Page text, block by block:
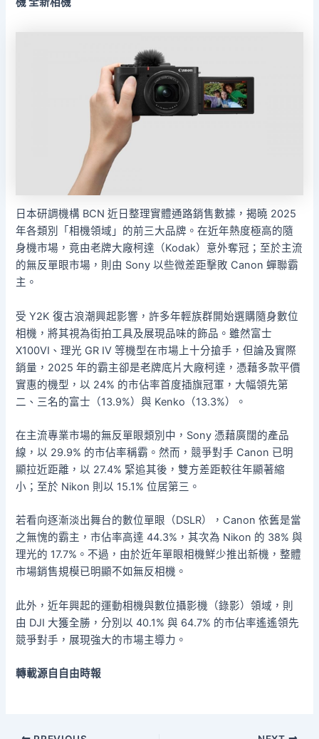
日本研調機構 BCN 近日整理實體通路銷售數據，揭曉 2025
年各類別「相機領域」的前三大品牌。在近年熱度極高的隨
身機市場，竟由老牌大廠柯達（Kodak）意外奪冠；至於主流
的無反單眼市場，則由 Sony 以些微差距擊敗 Canon 蟬聯霸
主。
受 Y2K 復古浪潮興起影響，許多年輕族群開始選購隨身數位
相機，將其視為街拍工具及展現品味的飾品。雖然富士
X100VI、理光 GR IV 等機型在市場上十分搶手，但論及實際
銷量，2025 年的霸主卻是老牌底片大廠柯達，憑藉多款平價
實惠的機型，以 24% 的市佔率首度插旗冠軍，大幅領先第
二、三名的富士（13.9%）與 Kenko（13.3%）。
在主流專業市場的無反單眼類別中，Sony 憑藉廣闊的產品
線，以 29.9% 的市佔率稱霸。然而，競爭對手 Canon 已明
顯拉近距離，以 27.4% 緊追其後，雙方差距較往年顯著縮
小；至於 Nikon 則以 15.1% 位居第三。
若看向逐漸淡出舞台的數位單眼（DSLR），Canon 依舊是當
之無愧的霸主，市佔率高達 44.3%，其次為 Nikon 的 38% 與
理光的 17.7%。不過，由於近年單眼相機鮮少推出新機，整體
市場銷售規模已明顯不如無反相機。
此外，近年興起的運動相機與數位攝影機（錄影）領域，則
由 DJI 大獲全勝，分別以 40.1% 與 64.7% 的市佔率遙遙領先
競爭對手，展現強大的市場主導力。
轉載源自自由時報